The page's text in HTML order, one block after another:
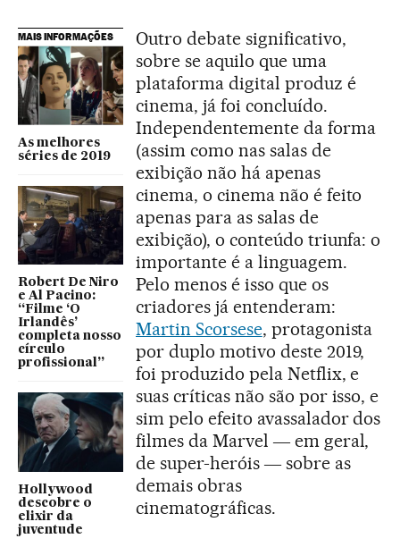
MAIS INFORMAÇÕES
As melhores
séries de 2019
Robert De Niro
e Al Pacino:
“Filme ‘O
Irlandês’
completa nosso
círculo
profissional”
Hollywood
descobre o
elixir da
juventude
Outro debate significativo,
sobre se aquilo que uma
plataforma digital produz é
cinema, já foi concluído.
Independentemente da forma
(assim como nas salas de
exibição não há apenas
cinema, o cinema não é feito
apenas para as salas de
exibição), o conteúdo triunfa: o
importante é a linguagem.
Pelo menos é isso que os
criadores já entenderam:
Martin Scorsese, protagonista
por duplo motivo deste 2019,
foi produzido pela Netflix, e
suas críticas não são por isso, e
sim pelo efeito avassalador dos
filmes da Marvel ― em geral,
de super-heróis ― sobre as
demais obras
cinematográficas.